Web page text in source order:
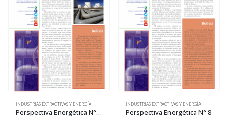
INDUSTRIAS EXTRACTIVAS Y ENERGÍA
Perspectiva Energética N° 12
INDUSTRIAS EXTRACTIVAS Y ENERGÍA
Perspectiva Energética N° 8